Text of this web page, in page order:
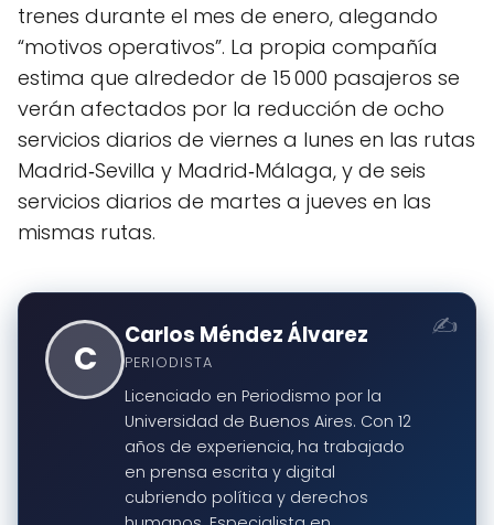
trenes durante el mes de enero, alegando
“motivos operativos”. La propia compañía
estima que alrededor de 15 000 pasajeros se
verán afectados por la reducción de ocho
servicios diarios de viernes a lunes en las rutas
Madrid‑Sevilla y Madrid‑Málaga, y de seis
servicios diarios de martes a jueves en las
mismas rutas.
C
Carlos Méndez Álvarez
PERIODISTA
Licenciado en Periodismo por la
Universidad de Buenos Aires. Con 12
años de experiencia, ha trabajado
en prensa escrita y digital
cubriendo política y derechos